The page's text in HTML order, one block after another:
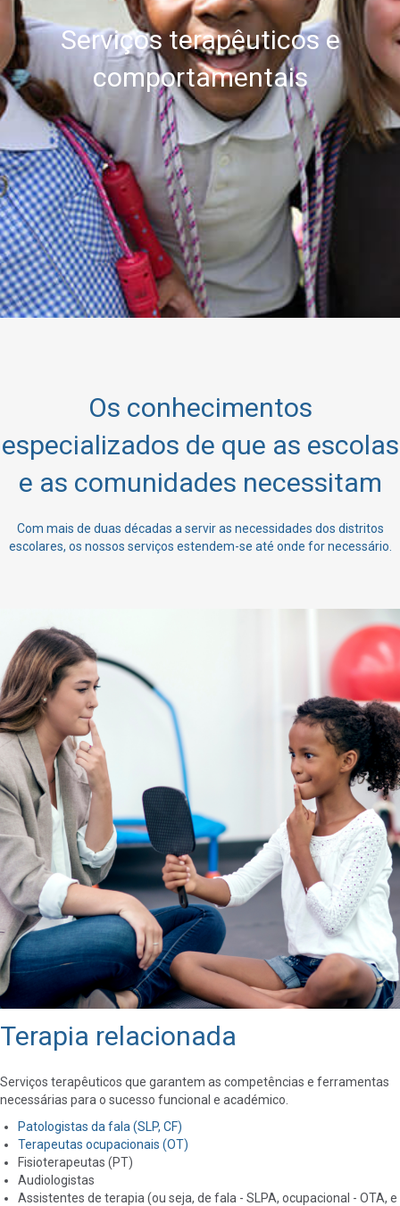
Serviços terapêuticos e
comportamentais
Os conhecimentos
especializados de que as escolas
e as comunidades necessitam
Com mais de duas décadas a servir as necessidades dos distritos
escolares, os nossos serviços estendem-se até onde for necessário.
Terapia relacionada
Serviços terapêuticos que garantem as competências e ferramentas
necessárias para o sucesso funcional e académico.
Patologistas da fala (SLP, CF)
Terapeutas ocupacionais (OT)
Fisioterapeutas (PT)
Audiologistas
Assistentes de terapia (ou seja, de fala - SLPA, ocupacional - OTA, e